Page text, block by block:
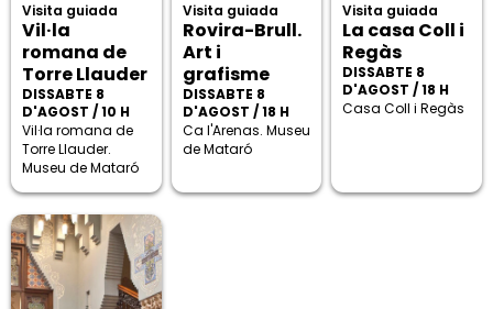
Visita guiada
Vil·la
romana de
Torre Llauder
DISSABTE 8
D'AGOST / 10 H
Vil·la romana de
Torre Llauder.
Museu de Mataró
Visita guiada
Rovira-Brull.
Art i
grafisme
DISSABTE 8
D'AGOST / 18 H
Ca l'Arenas. Museu
de Mataró
Visita guiada
La casa Coll i
Regàs
DISSABTE 8
D'AGOST / 18 H
Casa Coll i Regàs